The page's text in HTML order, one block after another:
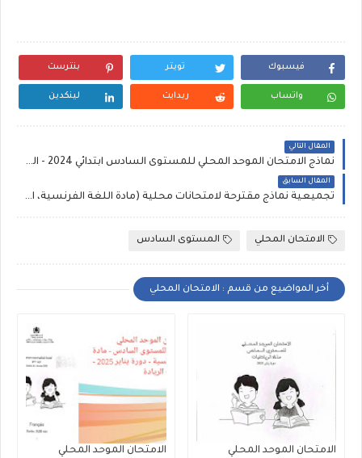
فيسبوك تويتر بنترست
واتساب ريدايت لينكدين
المقال التالي
نماذج الامتحان الموحد المحلي للمستوى السادس ابتدائي 2024 - اللغة الفرسية
المقال السابق
تجميعية نماذج مقترحة لامتحانات محلية (مادة اللغة الفرنسية، الرياضيات، النشاط العلمي) للسنة السادسة ابتدائي
الامتحان المحلي المستوى السادس
أخر المواضيع من قسم : الامتحان المحلي
الامتحان الموحد المحلي
الامتحان الموحد المحلي